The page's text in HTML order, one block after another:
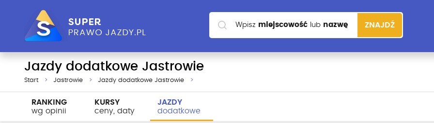
Wpisz miejscowość lub nazwę
szkoły
ZNAJDŹ
Jazdy dodatkowe Jastrowie
Start Jastrowie Jazdy dodatkowe Jastrowie
RANKING
wg opinii
KURSY
ceny, daty
JAZDY
dodatkowe